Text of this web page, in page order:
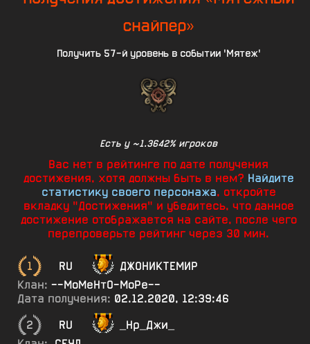
снайпер»
Получить 57-й уровень в событии 'Мятеж'
Есть у ~1.3642% игроков
Вас нет в рейтинге по дате получения
достижения, хотя должны быть в нем? Найдите
статистику своего персонажа, откройте
вкладку "Достижения" и убедитесь, что данное
достижение отображается на сайте, после чего
перепроверьте рейтинг через 30 мин.
1 RU
ДЖОНИКТЕМИР
Клан: --МоМеНтО-МоРе--
Дата получения: 02.12.2020, 12:39:46
2
RU
_Нр_Джи_